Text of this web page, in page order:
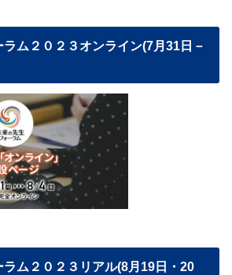
ム２０２３オンライン(7月31日－
ム２０２３リアル(8月19日・20